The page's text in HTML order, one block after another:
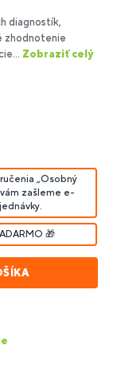
diagnostík,
zhodnotenie
Zobraziť celý
„Osobný
zašleme e-
🎁